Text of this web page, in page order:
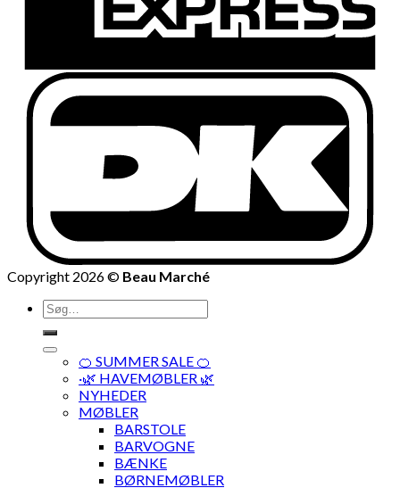
Copyright 2026 © Beau Marché
Søg
efter:
🍊 SUMMER SALE 🍊
·🌿 HAVEMØBLER 🌿
NYHEDER
MØBLER
BARSTOLE
BARVOGNE
BÆNKE
BØRNEMØBLER